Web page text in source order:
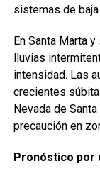
sistemas de
En Santa Marta
lluvias
intensidad. Las
crecientes
Nevada de
precaución en
Pronóstico por